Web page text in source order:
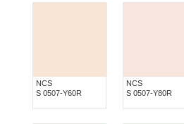
NCS
S 0507-Y60R
NCS
S 0507-Y80R